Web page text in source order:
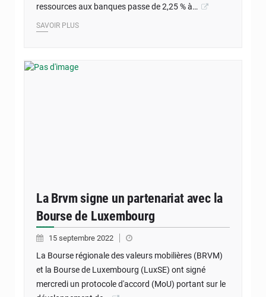
ressources aux banques passe de 2,25 % à…
SAVOIR PLUS
La Brvm signe un partenariat avec la
Bourse de Luxembourg
15 septembre 2022
La Bourse régionale des valeurs mobilières (BRVM)
et la Bourse de Luxembourg (LuxSE) ont signé
mercredi un protocole d'accord (MoU) portant sur le